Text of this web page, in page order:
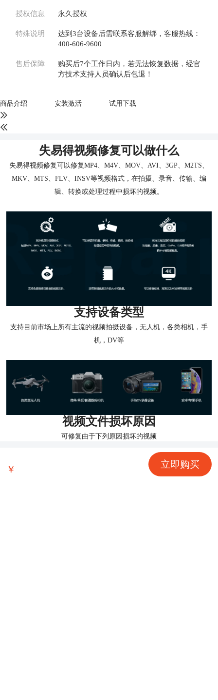
授权信息 永久授权
特殊说明
达到3台设备后需联系客服解绑，客服热线：
400-606-9600
售后保障
购买后7个工作日内，若无法恢复数据，经官
方技术支持人员确认后包退！
商品介绍 安装激活 试用下载
失易得视频修复可以做什么
失易得视频修复可以修复MP4、M4V、MOV、AVI、3GP、M2TS、
MKV、MTS、FLV、INSV等视频格式，在拍摄、录音、传输、编
辑、转换或处理过程中损坏的视频。
支持设备类型
支持目前市场上所有主流的视频拍摄设备，无人机，各类相机，手
机，DV等
视频文件损坏原因
可修复由于下列原因损坏的视频
￥ 立即购买